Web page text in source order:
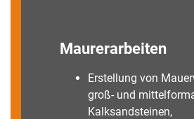
Maurerarbeiten
Erstellung von
groß- und
Kalksandsteinen,